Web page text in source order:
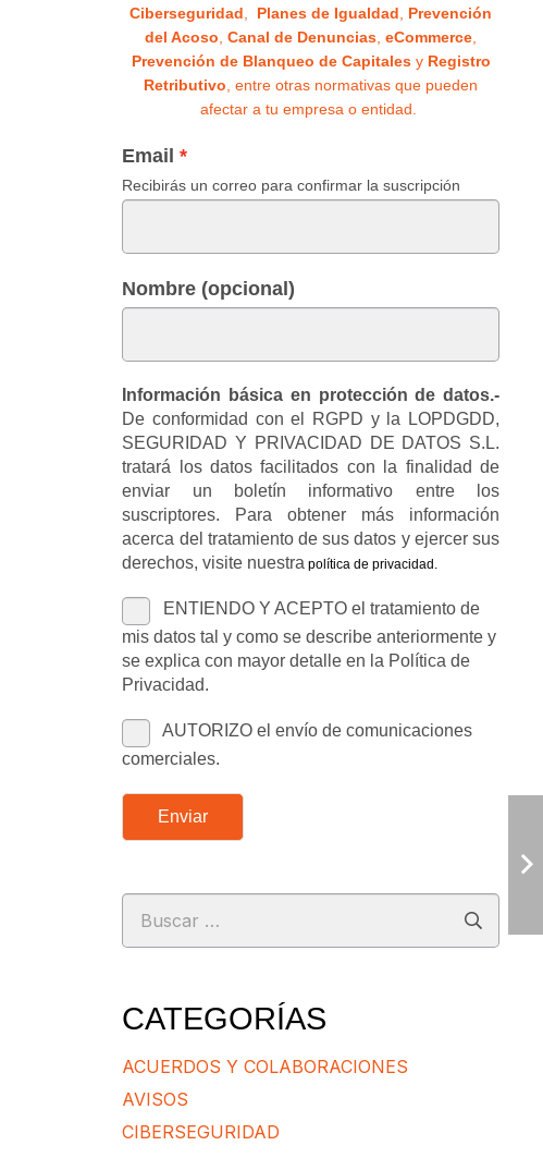
Ciberseguridad, Planes de Igualdad, Prevención
del Acoso,Canal de Denuncias, eCommerce,
Prevención de Blanqueo de Capitalesy Registro
Retributivo, entre otras normativas que pueden
afectar a tu empresa o entidad.
Email
Recibirás un correo para confirmar la suscripción
Nombre (opcional)
Información básica en protección de datos.-
De conformidad con el RGPD y la LOPDGDD,
SEGURIDAD Y PRIVACIDAD DE DATOS S.L.
tratará los datos facilitados con la finalidad de
enviar un boletín informativo entre los
suscriptores. Para obtener más información
acerca del tratamiento de sus datos y ejercer sus
derechos, visite nuestra política de privacidad .
ENTIENDO Y ACEPTO el tratamiento de
mis datos tal y como se describe anteriormente y
se explica con mayor detalle en la Política de
Privacidad.
AUTORIZO el envío de comunicaciones
comerciales.
Enviar
Buscar:
CATEGORÍAS
ACUERDOS Y COLABORACIONES
AVISOS
CIBERSEGURIDAD